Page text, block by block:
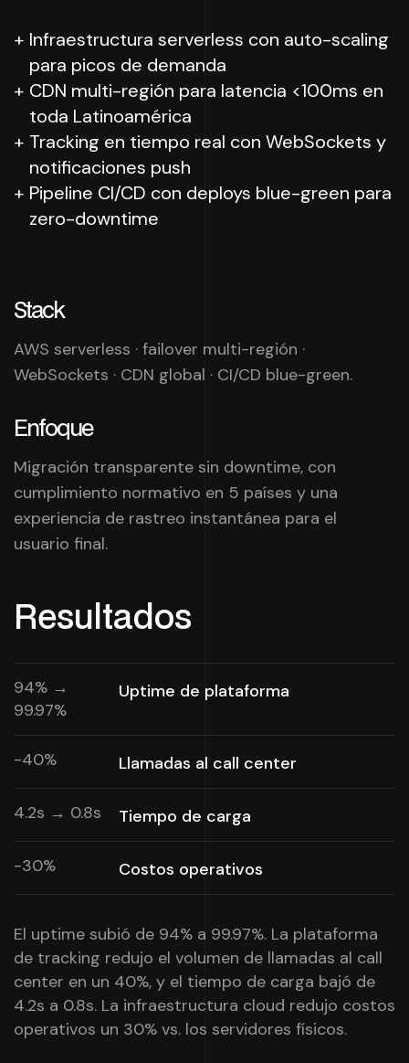
Infraestructura serverless con auto-scaling
para picos de demanda
CDN multi-región para latencia <100ms en
toda Latinoamérica
Tracking en tiempo real con WebSockets y
notificaciones push
Pipeline CI/CD con deploys blue-green para
zero-downtime
Stack
AWS serverless · failover multi-región ·
WebSockets · CDN global · CI/CD blue-green.
Enfoque
Migración transparente sin downtime, con
cumplimiento normativo en 5 países y una
experiencia de rastreo instantánea para el
usuario final.
Resultados
94% →
99.97%
Uptime de plataforma
-40% Llamadas al call center
4.2s → 0.8s Tiempo de carga
-30% Costos operativos
El uptime subió de 94% a 99.97%. La plataforma
de tracking redujo el volumen de llamadas al call
center en un 40%, y el tiempo de carga bajó de
4.2s a 0.8s. La infraestructura cloud redujo costos
operativos un 30% vs. los servidores físicos.